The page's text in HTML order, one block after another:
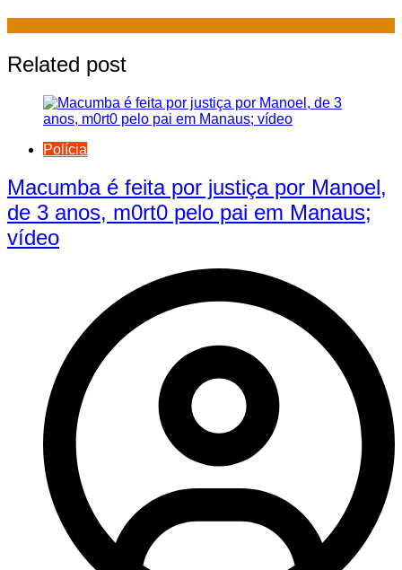
Related post
Polícia
Macumba é feita por justiça por Manoel,
de 3 anos, m0rt0 pelo pai em Manaus;
vídeo